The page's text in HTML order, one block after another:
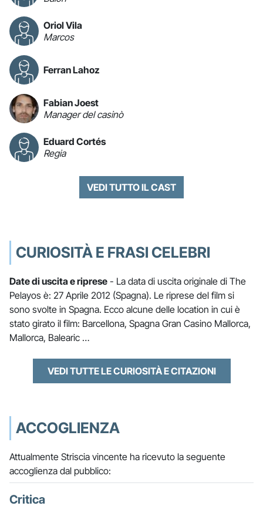
Oriol Vila
Marcos
Ferran Lahoz
Fabian Joest
Manager del casinò
Eduard Cortés
Regia
VEDI TUTTO IL CAST
CURIOSITÀ E FRASI CELEBRI
Date di uscita e riprese - La data di uscita originale di The
Pelayos è: 27 Aprile 2012 (Spagna). Le riprese del film si
sono svolte in Spagna. Ecco alcune delle location in cui è
stato girato il film: Barcellona, Spagna Gran Casino Mallorca,
Mallorca, Balearic …
VEDI TUTTE LE CURIOSITÀ E CITAZIONI
ACCOGLIENZA
Attualmente Striscia vincente ha ricevuto la seguente
accoglienza dal pubblico:
Critica